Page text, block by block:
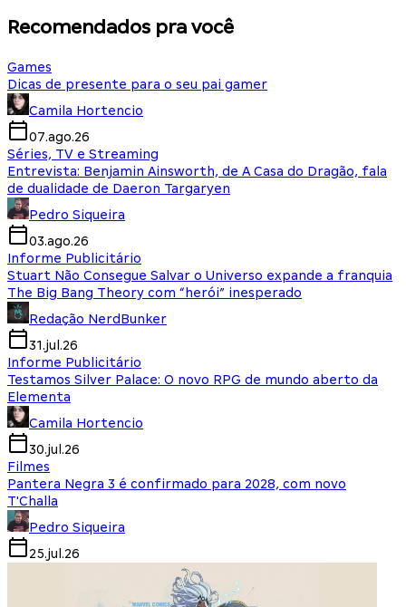
Recomendados pra você
Games
Dicas de presente para o seu pai gamer
Camila Hortencio
07.ago.26
Séries, TV e Streaming
Entrevista: Benjamin Ainsworth, de A Casa do Dragão, fala
de dualidade de Daeron Targaryen
Pedro Siqueira
03.ago.26
Informe Publicitário
Stuart Não Consegue Salvar o Universo expande a franquia
The Big Bang Theory com “herói” inesperado
Redação NerdBunker
31.jul.26
Informe Publicitário
Testamos Silver Palace: O novo RPG de mundo aberto da
Elementa
Camila Hortencio
30.jul.26
Filmes
Pantera Negra 3 é confirmado para 2028, com novo
T'Challa
Pedro Siqueira
25.jul.26